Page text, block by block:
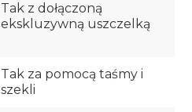
Tak z dołączoną
ekskluzywną uszczelką
Tak za pomocą taśmy i
szekli